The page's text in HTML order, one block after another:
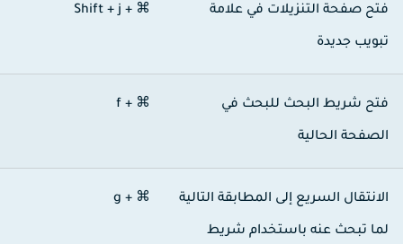
صفحة التنزيلات في علامة
جديدة
⌘ + Shift + j
شريط البحث للبحث في
الحالية
⌘ + f
السريع إلى المطابقة التالية
تبحث عنه باستخدام شريط
⌘ + g